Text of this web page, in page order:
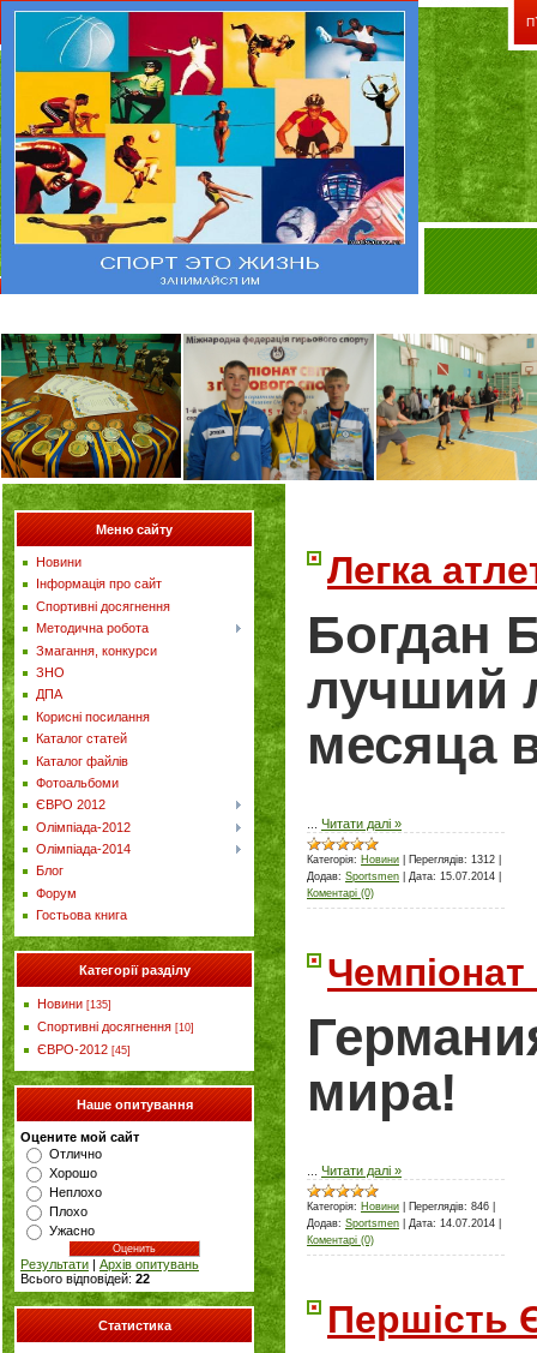
Меню сайту
Новини
Інформація про сайт
Спортивні досягнення
Методична робота
Змагання, конкурси
ЗНО
ДПА
Корисні посилання
Каталог статей
Каталог файлів
Фотоальбоми
ЄВРО 2012
Олімпіада-2012
Олімпіада-2014
Блог
Форум
Гостьова книга
Категорії разділу
Новини [135]
Спортивні досягнення [10]
ЄВРО-2012 [45]
Наше опитування
Оцените мой сайт
Отлично
Хорошо
Неплохо
Плохо
Ужасно
Результати | Архів опитувань
Всього відповідей: 22
Статистика
Легка
Богдан
лучший
месяца
Читати далі »
Категорія: Новини Переглядів: 1312
Додав: Sportsmen Дата: 15.07.2014
Коментарі (0)
мира!
Читати далі »
Категорія: Новини Переглядів: 846
Додав: Sportsmen Дата: 14.07.2014
Коментарі (0)
Першість